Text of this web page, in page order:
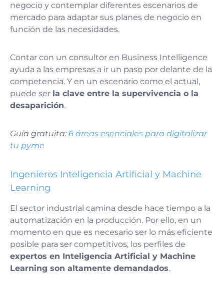
negocio y contemplar diferentes escenarios de
mercado para adaptar sus planes de negocio en
función de las necesidades.
Contar con un consultor en Business Intelligence
ayuda a las empresas a ir un paso por delante de la
competencia. Y en un escenario como el actual,
puede ser la clave entre la supervivencia o la
desaparición.
Guía gratuita: 6 áreas esenciales para digitalizar
tu pyme
Ingenieros Inteligencia Artificial y Machine
Learning
El sector industrial camina desde hace tiempo a la
automatización en la producción. Por ello, en un
momento en que es necesario ser lo más eficiente
posible para ser competitivos, los perfiles de
expertos en Inteligencia Artificial y Machine
Learning son altamente demandados.